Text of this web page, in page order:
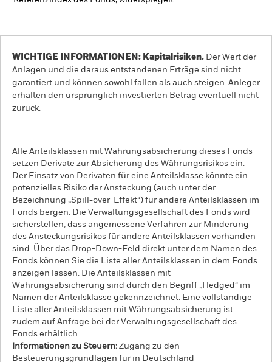
WICHTIGE INFORMATIONEN: Kapitalrisiken. Der Wert der
Anlagen und die daraus entstandenen Erträge sind nicht
garantiert und können sowohl fallen als auch steigen. Anleger
erhalten den ursprünglich investierten Betrag eventuell nicht
zurück.
Alle Anteilsklassen mit Währungsabsicherung dieses Fonds
setzen Derivate zur Absicherung des Währungsrisikos ein.
Der Einsatz von Derivaten für eine Anteilsklasse könnte ein
potenzielles Risiko der Ansteckung (auch unter der
Bezeichnung „Spill-over-Effekt“) für andere Anteilsklassen im
Fonds bergen. Die Verwaltungsgesellschaft des Fonds wird
sicherstellen, dass angemessene Verfahren zur Minderung
des Ansteckungsrisikos für andere Anteilsklassen vorhanden
sind. Über das Drop-Down-Feld direkt unter dem Namen des
Fonds können Sie die Liste aller Anteilsklassen in dem Fonds
anzeigen lassen. Die Anteilsklassen mit
Währungsabsicherung sind durch den Begriff „Hedged“ im
Namen der Anteilsklasse gekennzeichnet. Eine vollständige
Liste aller Anteilsklassen mit Währungsabsicherung ist
zudem auf Anfrage bei der Verwaltungsgesellschaft des
Fonds erhältlich.
Informationen zu Steuern: Zugang zu den
Besteuerungsgrundlagen für in Deutschland